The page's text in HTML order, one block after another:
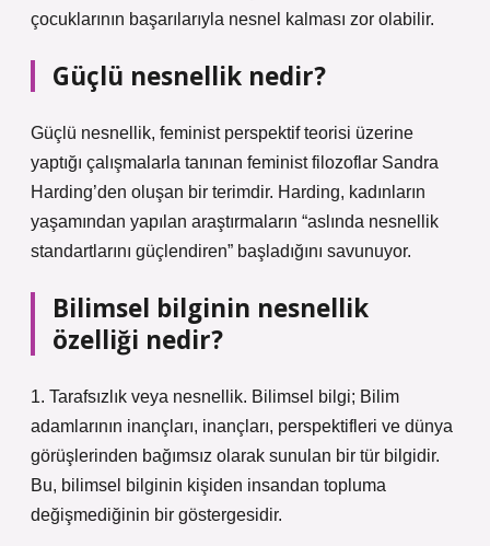
çocuklarının başarılarıyla nesnel kalması zor olabilir.
Güçlü nesnellik nedir?
Güçlü nesnellik, feminist perspektif teorisi üzerine
yaptığı çalışmalarla tanınan feminist filozoflar Sandra
Harding’den oluşan bir terimdir. Harding, kadınların
yaşamından yapılan araştırmaların “aslında nesnellik
standartlarını güçlendiren” başladığını savunuyor.
Bilimsel bilginin nesnellik
özelliği nedir?
1. Tarafsızlık veya nesnellik. Bilimsel bilgi; Bilim
adamlarının inançları, inançları, perspektifleri ve dünya
görüşlerinden bağımsız olarak sunulan bir tür bilgidir.
Bu, bilimsel bilginin kişiden insandan topluma
değişmediğinin bir göstergesidir.